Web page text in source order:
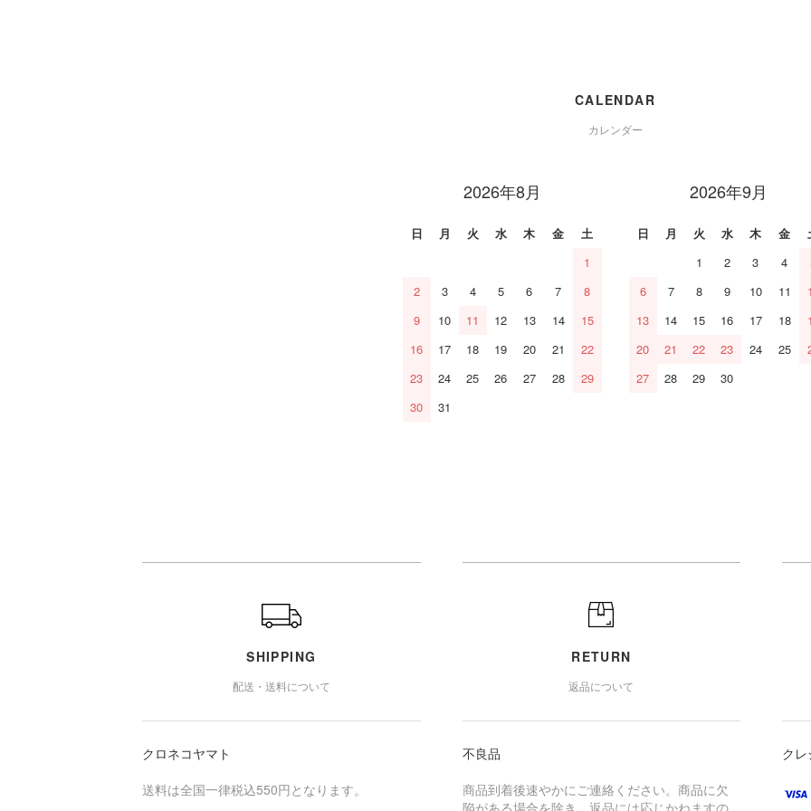
CALENDAR
カレンダー
2026年8月
日 月 火 水 木 金
土
1
2
3 4 5 6 7
8
9
10 11 12 13 14
15
16
17 18 19 20 21
22
23
24 25 26 27 28
29
30
31
2026年9月
日 月 火 水 木 金
1
2 3 4
6
7 8 9 10 11
13
14 15 16 17 18
20
21 22 23 24 25
27
28 29 30
SHIPPING
配送・送料について
クロネコヤマト
送料は全国一律税込550円となります。
RETURN
返品について
不良品
商品到着後速やかにご連絡ください。商品に欠
クレ